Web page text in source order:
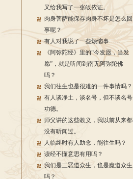
又给我写了一张皈依证。
肉身菩萨能保存肉身不坏是怎么回
事呢？
有人对我说了一些烦恼事……
《阿弥陀经》里的“今发愿，当发
愿”，就是听闻到南无阿弥陀佛
吗？
我们往生也是很难的一件事情吗？
有人谈净土，谈名号，但不谈名号
功德。
师父讲的这些教义，我以前从来都
没有听闻过。
人临终时有人助念，能往生吗？
读经不懂意思有用吗？
我们是三恶道众生，也是魔道众生
吗？